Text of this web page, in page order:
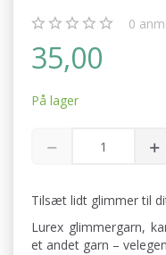
0
35,00
På lager
Tilsæt lidt glimmer til
Lurex glimmergarn,
et andet garn –